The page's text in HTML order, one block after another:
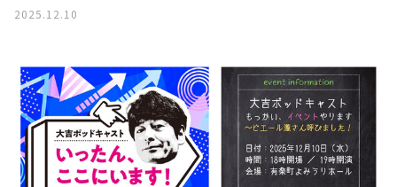
2025.12.10